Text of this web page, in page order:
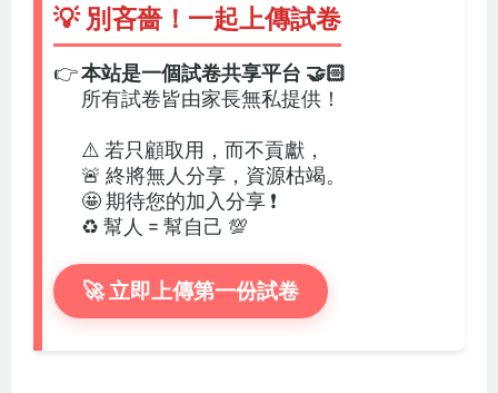
💡 別吝嗇！一起上傳試卷
本站是一個試卷共享平台 🤝🏻
👉
所有試卷皆由家長無私提供！
⚠️ 若只顧取用，而不貢獻，
🚨 終將無人分享，資源枯竭。
🤩 期待您的加入分享 ❗
♻️ 幫人 = 幫自己 💯
🚀 立即上傳第一份試卷